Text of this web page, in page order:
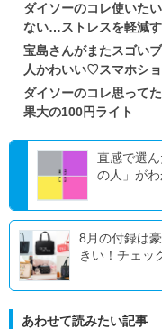
ダイソーのコレ使いた
ない…ストレスを軽減
宝島さんがまたスゴい
人かわいい♡スマホシ
ダイソーのコレ思って
果大の100円ライト
直感で選
の人」がわ
8月の付録は
きい！チェッ
あわせて読みたい記事